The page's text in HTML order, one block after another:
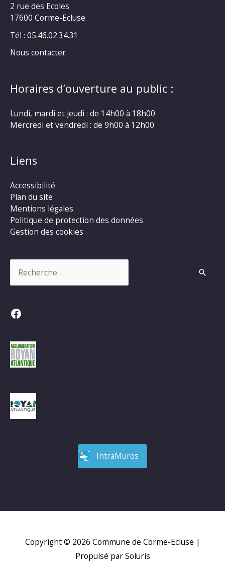
2 rue des Ecoles
17600 Corme-Ecluse
Tél : 05.46.02.34.31
Nous contacter
Horaires d’ouverture au public :
Lundi, mardi et jeudi : de 14h00 à 18h00
Mercredi et vendredi : de 9h00 à 12h00
Liens
Accessibilité
Plan du site
Mentions légales
Politique de protection des données
Gestion des cookies
Facebook
IntraMuros
Copyright © 2026 Commune de Corme-Ecluse |
Propulsé par Soluris